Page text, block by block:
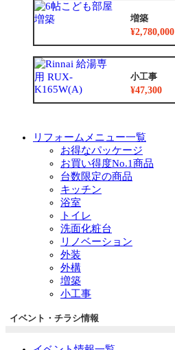
増築
¥2,780,000
小工事
¥47,300
リフォームメニュー一覧
お得なパッケージ
お買い得度No.1商品
台数限定の商品
キッチン
浴室
トイレ
洗面化粧台
リノベーション
外装
外構
増築
小工事
イベント・チラシ情報